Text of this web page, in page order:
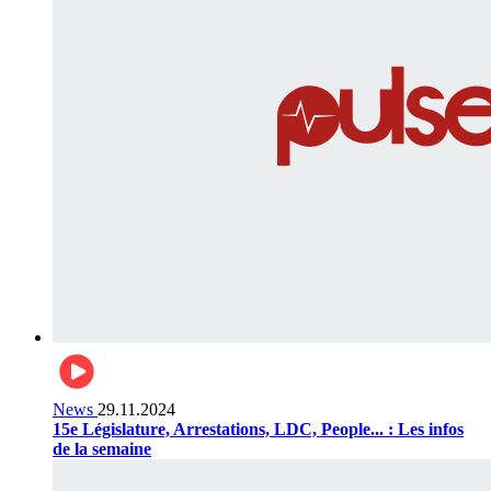
News 29.11.2024
15e Législature, Arrestations, LDC, People... : Les infos
de la semaine